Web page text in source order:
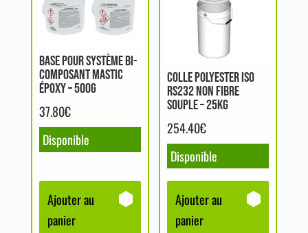
BASE POUR SYSTÈME BI-
COMPOSANT MASTIC
ÉPOXY – 500G
37.80€
Disponible
Ajouter au
panier
COLLE POLYESTER ISO
RS232 NON FIBRE
SOUPLE – 25KG
254.40€
Disponible
Ajouter au
panier